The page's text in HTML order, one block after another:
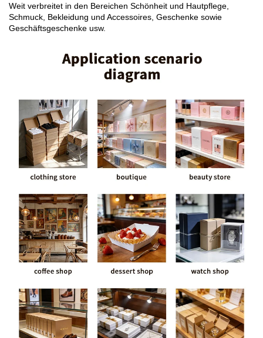
Weit verbreitet in den Bereichen Schönheit und Hautpflege,
Schmuck, Bekleidung und Accessoires, Geschenke sowie
Geschäftsgeschenke usw.